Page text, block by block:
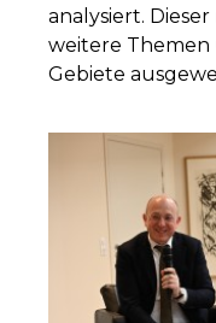
analysiert.
weitere
Gebiete